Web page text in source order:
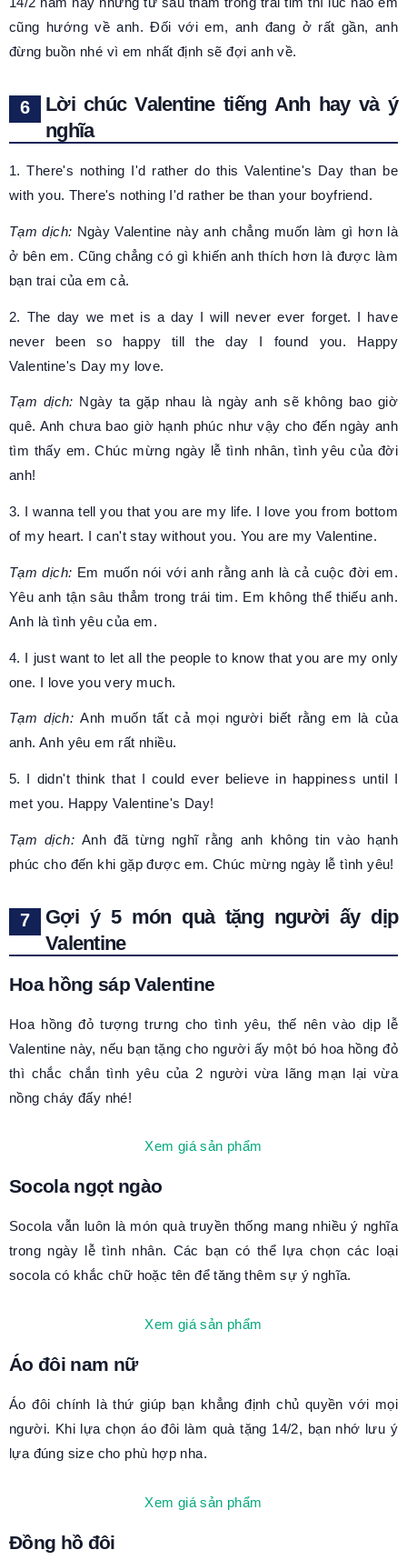
cũng hướng về anh. Đối với em, anh đang ở rất gần, anh
đừng buồn nhé vì em nhất định sẽ đợi anh về.
Lời chúc Valentine tiếng Anh hay và ý
nghĩa
1. There's nothing I'd rather do this Valentine's Day than be
with you. There's nothing I'd rather be than your boyfriend.
Tạm dịch: Ngày Valentine này anh chẳng muốn làm gì hơn là
ở bên em. Cũng chẳng có gì khiến anh thích hơn là được làm
bạn trai của em cả.
2. The day we met is a day I will never ever forget. I have
never been so happy till the day I found you. Happy
Valentine's Day my love.
Tạm dịch: Ngày ta gặp nhau là ngày anh sẽ không bao giờ
quê. Anh chưa bao giờ hạnh phúc như vậy cho đến ngày anh
tìm thấy em. Chúc mừng ngày lễ tình nhân, tình yêu của đời
anh!
3. I wanna tell you that you are my life. I love you from bottom
of my heart. I can't stay without you. You are my Valentine.
Tạm dịch: Em muốn nói với anh rằng anh là cả cuộc đời em.
Yêu anh tận sâu thẳm trong trái tim. Em không thể thiếu anh.
Anh là tình yêu của em.
4. I just want to let all the people to know that you are my only
one. I love you very much.
Tạm dịch:Anh muốn tất cả mọi người biết rằng em là của
anh. Anh yêu em rất nhiều.
5. I didn't think that I could ever believe in happiness until I
met you. Happy Valentine's Day!
Tạm dịch: Anh đã từng nghĩ rằng anh không tin vào hạnh
phúc cho đến khi gặp được em. Chúc mừng ngày lễ tình yêu!
Gợi ý 5 món quà tặng người ấy dịp
Valentine
Hoa hồng sáp Valentine
Hoa hồng đỏ tượng trưng cho tình yêu, thế nên vào dịp lễ
Valentine này, nếu bạn tặng cho người ấy một bó hoa hồng đỏ
thì chắc chắn tình yêu của 2 người vừa lãng mạn lại vừa
nồng cháy đấy nhé!
Xem giá sản phẩm
Socola ngọt ngào
Socola vẫn luôn là món quà truyền thống mang nhiều ý nghĩa
trong ngày lễ tình nhân. Các bạn có thể lựa chọn các loại
socola có khắc chữ hoặc tên để tăng thêm sự ý nghĩa.
Xem giá sản phẩm
Áo đôi nam nữ
Áo đôi chính là thứ giúp bạn khẳng định chủ quyền với mọi
người. Khi lựa chọn áo đôi làm quà tặng 14/2, bạn nhớ lưu ý
lựa đúng size cho phù hợp nha.
Xem giá sản phẩm
Đồng hồ đôi